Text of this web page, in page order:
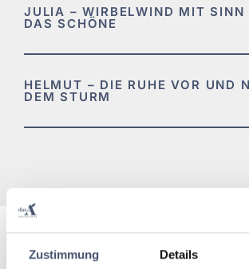
Zustimmung Details
JULIA – WIRBELWIND MIT SINN
DAS SCHÖNE
HELMUT – DIE RUHE VOR UND
DEM STURM